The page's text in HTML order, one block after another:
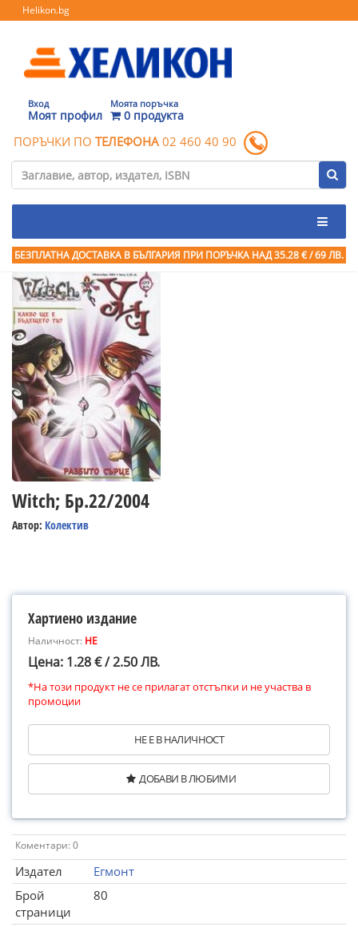
Helikon.bg
Вход
Моят профил
Моята поръчка
0 продукта
ПОРЪЧКИ ПО ТЕЛЕФОНА 02 460 40 90
БЕЗПЛАТНА ДОСТАВКА В БЪЛГАРИЯ ПРИ ПОРЪЧКА НАД 35.28 € / 69 ЛВ.
Witch; Бр.22/2004
Автор: Колектив
Хартиено издание
Наличност: НЕ
Цена: 1.28 € / 2.50 ЛВ.
*На този продукт не се прилагат отстъпки и не участва в
промоции
НЕ Е В НАЛИЧНОСТ
ДОБАВИ В ЛЮБИМИ
Коментари: 0
Издател
Егмонт
Брой
страници
80